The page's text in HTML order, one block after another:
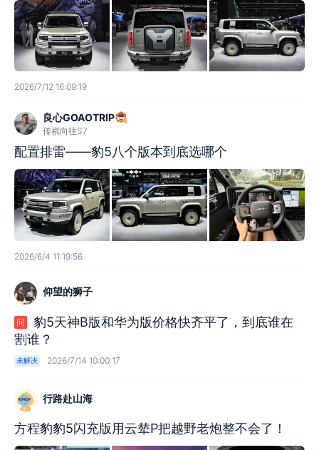
2026/7/12 16:09:19
良心GOAOTRIP
传祺向往S7
配置排雷——豹5八个版本到底选哪个
2026/6/4 11:19:56
仰望的狮子
问
豹5天神B版和华为版价格快齐平了，到底谁在
割谁？
未解决 2026/7/14 10:00:17
行路赴山海
方程豹豹5闪充版用云辇P把越野老炮整不会了！